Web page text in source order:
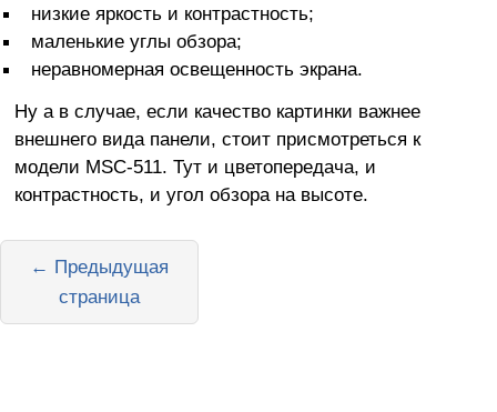
низкие яркость и контрастность;
маленькие углы обзора;
неравномерная освещенность экрана.
Ну а в случае, если качество картинки важнее
внешнего вида панели, стоит присмотреться к
модели MSC-511. Тут и цветопередача, и
контрастность, и угол обзора на высоте.
← Предыдущая
страница